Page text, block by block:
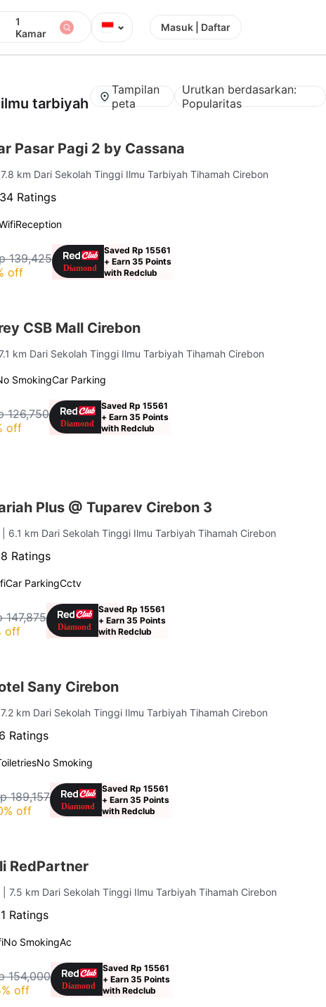
1
Kamar
⌄ Masuk | Daftar
tarbiyah
Tampilan
peta
Urutkan berdasarkan:
Popularitas
Pasar Pagi 2 by Cassana
| 7.8 km Dari Sekolah Tinggi Ilmu Tarbiyah Tihamah Cirebon
34 Ratings
Reception
139,425
off
Saved Rp 15561
+ Earn 35 Points
with Redclub
CSB Mall Cirebon
7.1 km Dari Sekolah Tinggi Ilmu Tarbiyah Tihamah Cirebon
SmokingCar Parking
126,750
off
Saved Rp 15561
+ Earn 35 Points
with Redclub
Plus @ Tuparev Cirebon 3
| 6.1 km Dari Sekolah Tinggi Ilmu Tarbiyah Tihamah Cirebon
Ratings
Car ParkingCctv
147,875
off
Saved Rp 15561
+ Earn 35 Points
with Redclub
Sany Cirebon
| 7.2 km Dari Sekolah Tinggi Ilmu Tarbiyah Tihamah Cirebon
Ratings
No Smoking
189,157
off
Saved Rp 15561
+ Earn 35 Points
with Redclub
RedPartner
| 7.5 km Dari Sekolah Tinggi Ilmu Tarbiyah Tihamah Cirebon
Ratings
No SmokingAc
154,000
off
Saved Rp 15561
+ Earn 35 Points
with Redclub